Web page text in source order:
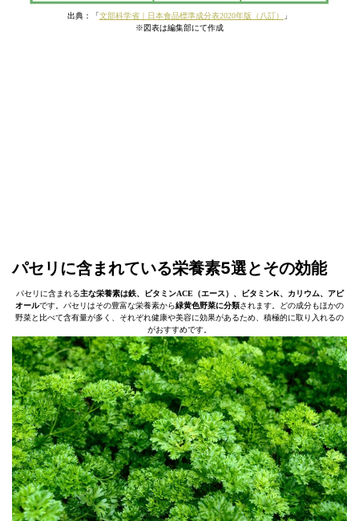
出典：「文部科学省｜日本食品標準成分表2020年版（八訂）
」
※図表は編集部にて作成
パセリに含まれている栄養素5選とその効能
パセリに含まれる主な栄養素は鉄、ビタミンACE（エース）、ビタミンK、カリウム、アピ
オールです。パセリはその豊富な栄養素から緑黄色野菜に分類されます。どの成分もほかの
野菜と比べて含有量が多く、それぞれ健康や美容に効果があるため、積極的に取り入れるの
がおすすめです。